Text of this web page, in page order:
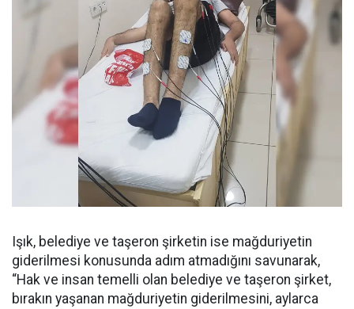
Işık, belediye ve taşeron şirketin ise mağduriyetin
giderilmesi konusunda adım atmadığını savunarak,
“Hak ve insan temelli olan belediye ve taşeron şirket,
bırakın yaşanan mağduriyetin giderilmesini, aylarca